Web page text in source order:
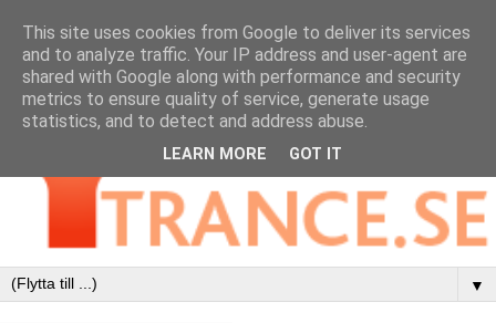
▼
This site uses cookies from Google to deliver its services
and to analyze traffic. Your IP address and user-agent are
shared with Google along with performance and security
metrics to ensure quality of service, generate usage
statistics, and to detect and address abuse.
LEARN MORE GOT IT